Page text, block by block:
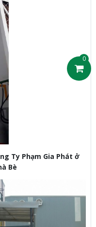
0
Ty Phạm Gia Phát ở
Bè